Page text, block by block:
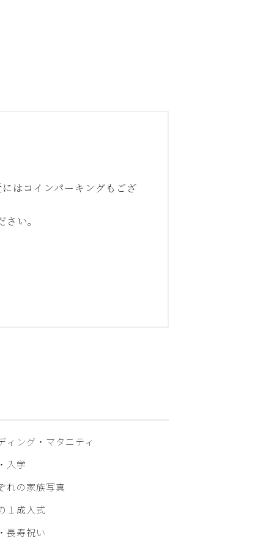
はコインパーキングもござ
い。
ィング・マタニティ
入学
れの家族写真
１成人式
⾧寿祝い